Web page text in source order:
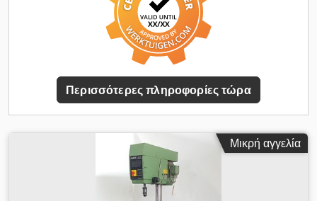
Περισσότερες πληροφορίες τώρα
Μικρή αγγελία